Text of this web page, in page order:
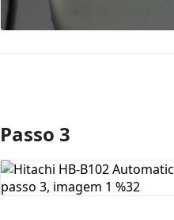
Comentar
Passo 3